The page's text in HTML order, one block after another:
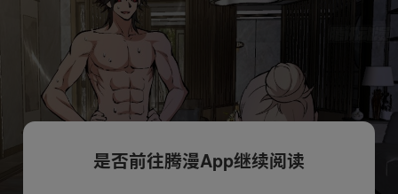
是否前往腾漫App继续阅读